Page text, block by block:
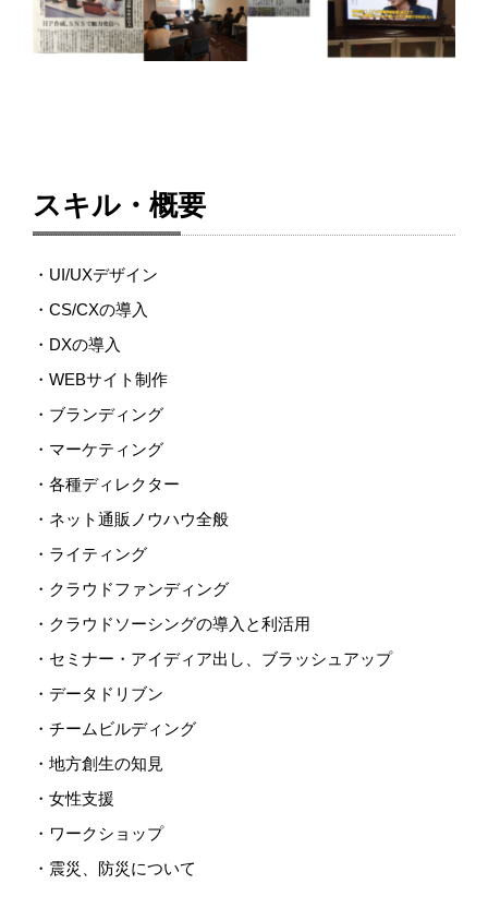
スキル・概要
・UI/UXデザイン
・CS/CXの導入
・DXの導入
・WEBサイト制作
・ブランディング
・マーケティング
・各種ディレクター
・ネット通販ノウハウ全般
・ライティング
・クラウドファンディング
・クラウドソーシングの導入と利活用
・セミナー・アイディア出し、ブラッシュアップ
・データドリブン
・チームビルディング
・地方創生の知見
・女性支援
・ワークショップ
・震災、防災について